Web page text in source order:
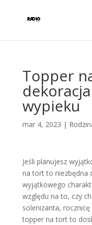
Topper
wypieku
mar 4, 2023 |
Jeśli planujesz
na tort to niezbędna
wyjątkowego
względu na to, czy
solenizanta,
topper na tort to